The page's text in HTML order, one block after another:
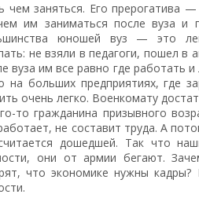
чем заняться. Его прерогатива
им заниматься после вуза и
юношей вуз — это
не взяли в педагоги, пошел
вуза им все равно где работать
на больших предприятиях, где
очень легко. Военкомату
то гражданина призывного
не составит труда. А
дошедшей. Так что
они от армии бегают.
что экономике нужны кадры?